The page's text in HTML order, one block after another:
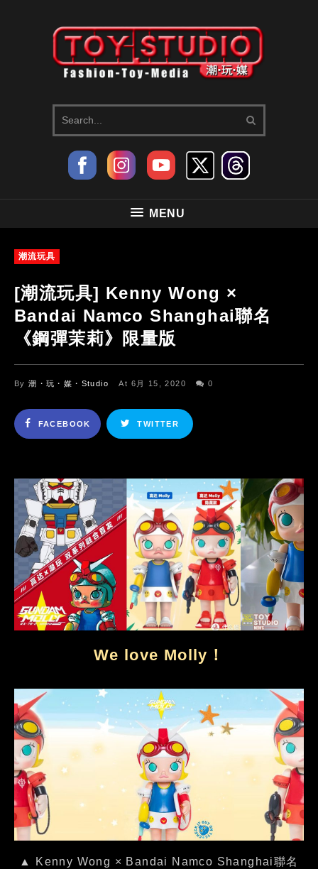
MENU
潮流玩具
[潮流玩具] Kenny Wong ×
Bandai Namco Shanghai聯名
《鋼彈茉莉》限量版
By潮・玩・媒・Studio At 6月 15, 2020 0
FACEBOOK TWITTER
We love Molly！
▲ Kenny Wong × Bandai Namco Shanghai聯名